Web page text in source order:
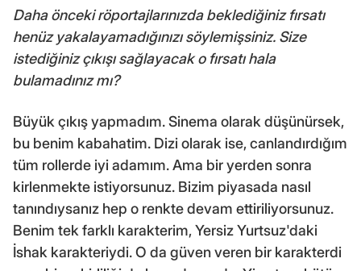
Daha önceki röportajlarınızda beklediğiniz fırsatı
henüz yakalayamadığınızı söylemişsiniz. Size
istediğiniz çıkışı sağlayacak o fırsatı hala
bulamadınız mı?
Büyük çıkış yapmadım. Sinema olarak düşünürsek,
bu benim kabahatim. Dizi olarak ise, canlandırdığım
tüm rollerde iyi adamım. Ama bir yerden sonra
kirlenmekte istiyorsunuz. Bizim piyasada nasıl
tanındıysanız hep o renkte devam ettiriliyorsunuz.
Benim tek farklı karakterim, Yersiz Yurtsuz'daki
İshak karakteriydi. O da güven veren bir karakterdi